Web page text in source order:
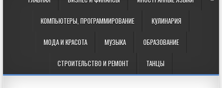
КОМПЬЮТЕРЫ, ПРОГРАММИРОВАНИЕ КУЛИНАРИЯ
МОДА И КРАСОТА МУЗЫКА ОБРАЗОВАНИЕ
СТРОИТЕЛЬСТВО И РЕМОНТ ТАНЦЫ